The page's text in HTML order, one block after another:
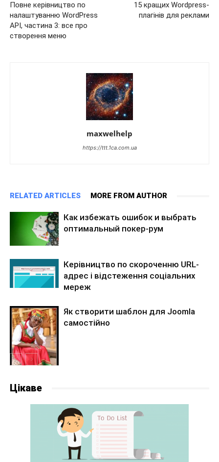
Повне керівництво по
налаштуванню WordPress
API, частина 3: все про
створення меню
15 кращих Wordpress-
плагінів для реклами
maxwelhelp
https://ttt.1ca.com.ua
RELATED ARTICLES MORE FROM AUTHOR
Как избежать ошибок и выбрать
оптимальный покер-рум
Керівництво по скороченню URL-
адрес і відстеження соціальних
мереж
Як створити шаблон для Joomla
самостійно
Цікаве